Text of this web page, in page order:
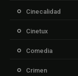
Cinecalidad
Cinetux
Comedia
Crimen